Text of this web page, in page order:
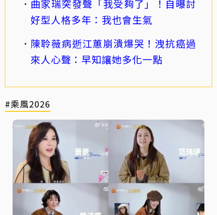
曲家瑞突發聲「我受夠了」！自曝討
好型人格多年：我也會生氣
陳聆薇病逝江蕙崩潰爆哭！洩抗癌過
來人心聲：早知讓她多化一點
#乘風2026